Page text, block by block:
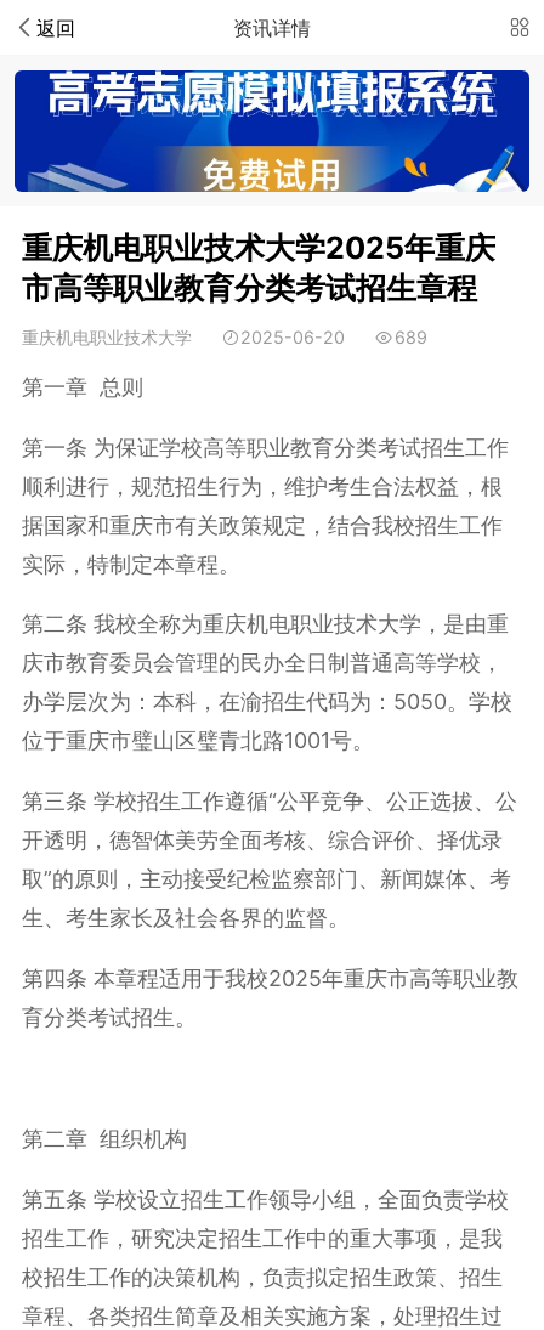
返回 资讯详情
重庆机电职业技术大学2025年重庆
市高等职业教育分类考试招生章程
重庆机电职业技术大学 2025-06-20 689
第一章 总则
第一条 为保证学校高等职业教育分类考试招生工作
顺利进行，规范招生行为，维护考生合法权益，根
据国家和重庆市有关政策规定，结合我校招生工作
实际，特制定本章程。
第二条 我校全称为重庆机电职业技术大学，是由重
庆市教育委员会管理的民办全日制普通高等学校，
办学层次为：本科，在渝招生代码为：5050。学校
位于重庆市璧山区璧青北路1001号。
第三条 学校招生工作遵循“公平竞争、公正选拔、公
开透明，德智体美劳全面考核、综合评价、择优录
取”的原则，主动接受纪检监察部门、新闻媒体、考
生、考生家长及社会各界的监督。
第四条 本章程适用于我校2025年重庆市高等职业教
育分类考试招生。
第二章 组织机构
第五条 学校设立招生工作领导小组，全面负责学校
招生工作，研究决定招生工作中的重大事项，是我
校招生工作的决策机构，负责拟定招生政策、招生
章程、各类招生简章及相关实施方案，处理招生过